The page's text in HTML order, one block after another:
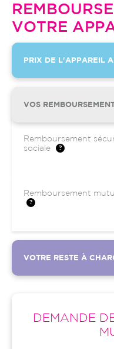
VOTRE
PRIX DE L'APPAREIL
VOS
Remboursement
sociale
Remboursement
VOTRE RESTE À
DEMANDE